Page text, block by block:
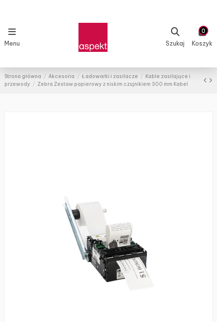
Menu Szukaj
0
Koszyk
Strona główna Akcesoria Ładowarki i zasilacze
Kable zasilające i
przewody
Zebra Zestaw papierowy z niskim czujnikiem 300 mm Kabel